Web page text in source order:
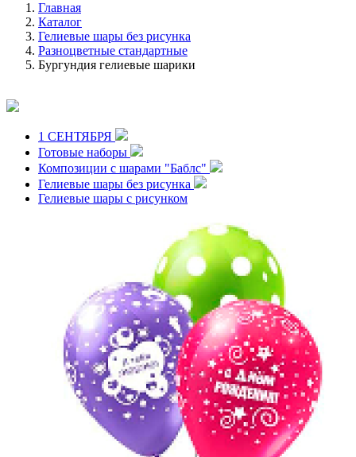
Главная
Каталог
Гелиевые шары без рисунка
Разноцветные стандартные
Бургундия гелиевые шарики
1 СЕНТЯБРЯ
Готовые наборы
Композиции с шарами "Баблс"
Гелиевые шары без рисунка
Гелиевые шары с рисунком